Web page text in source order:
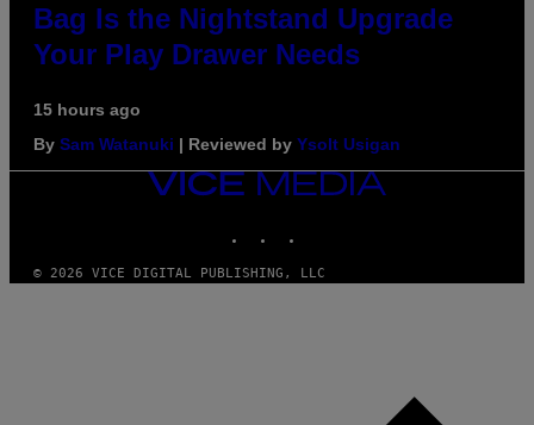
Bag Is the Nightstand Upgrade
Your Play Drawer Needs
15 hours ago
By Sam Watanuki | Reviewed by Ysolt Usigan
VICE
MEDIA
© 2026 VICE DIGITAL PUBLISHING, LLC